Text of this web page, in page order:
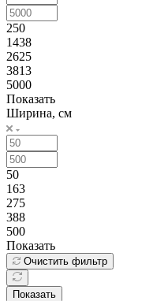
250
1438
2625
3813
5000
Показать
Ширина, см
50
163
275
388
500
Показать
Очистить фильтр
Показать